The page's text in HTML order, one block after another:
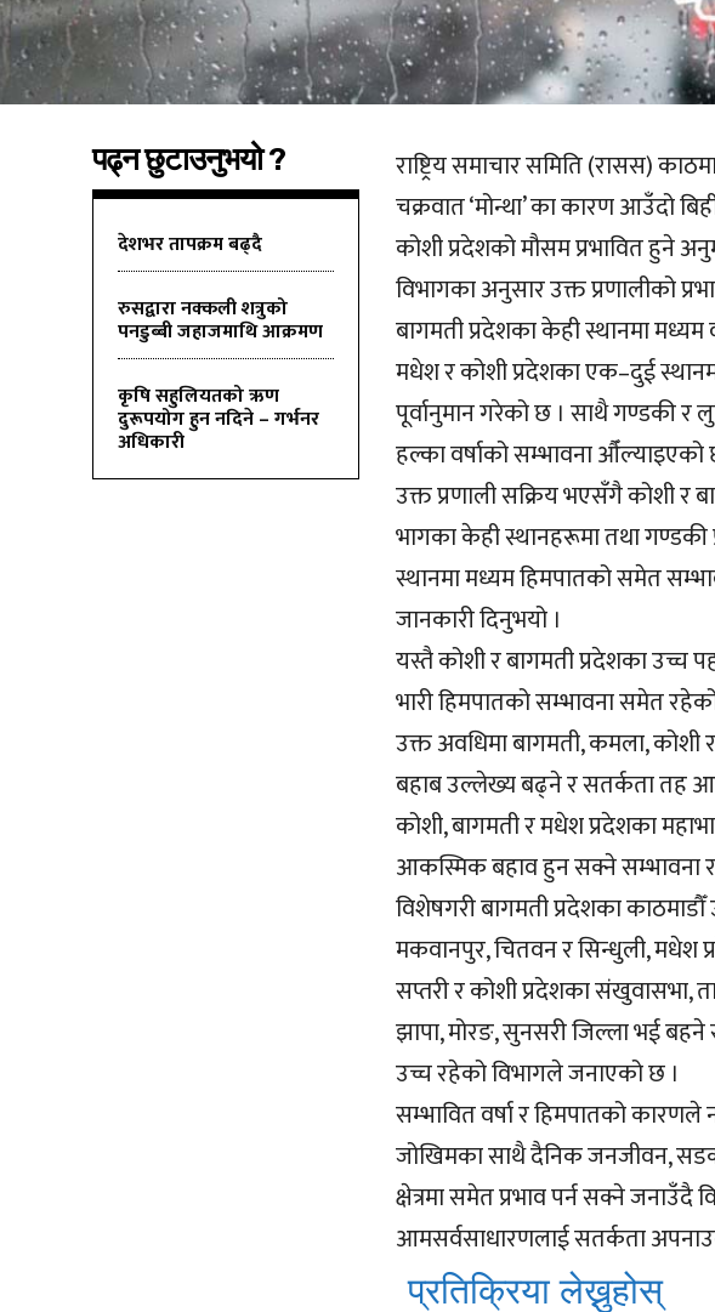
पढ्न छुटाउनुभयो ?
देशभर तापक्रम बढ्दै
रुसद्वारा नक्कली शत्रुको
पनडुब्बी जहाजमाथि आक्रमण
कृषि सहुलियतको ऋण
दुरूपयोग हुन नदिने – गर्भनर
अधिकारी
राष्ट्रिय समाचार समिति (रासस)
चक्रवात ‘मोन्था’ का कारण आउँदो
कोशी प्रदेशको मौसम प्रभावित हुने
विभागका अनुसार उक्त प्रणालीको
बागमती प्रदेशका केही स्थानमा मध्यम
मधेश र कोशी प्रदेशका एक–दुई
पूर्वानुमान गरेको छ । साथै गण्डकी र
हल्का वर्षाको सम्भावना औँल्याइएको
उक्त प्रणाली सक्रिय भएसँगै कोशी र
भागका केही स्थानहरूमा तथा गण्डकी
स्थानमा मध्यम हिमपातको समेत
जानकारी दिनुभयो ।
यस्तै कोशी र बागमती प्रदेशका उच्च
भारी हिमपातको सम्भावना समेत
उक्त अवधिमा बागमती, कमला,
बहाब उल्लेख्य बढ्ने र सतर्कता तह
कोशी, बागमती र मधेश प्रदेशका
आकस्मिक बहाव हुन सक्ने सम्भावना
विशेषगरी बागमती प्रदेशका
मकवानपुर, चितवन र सिन्धुली, मधेश
सप्तरी र कोशी प्रदेशका संखुवासभा,
झापा, मोरङ, सुनसरी जिल्ला भई
उच्च रहेको विभागले जनाएको छ ।
सम्भावित वर्षा र हिमपातको
जोखिमका साथै दैनिक जनजीवन,
क्षेत्रमा समेत प्रभाव पर्न सक्ने
आमसर्वसाधारणलाई सतर्कता
प्रतिक्रिया लेख्नुहोस्